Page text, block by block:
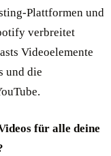
Plattformen und
verbreitet
Videoelemente
und die
für alle deine